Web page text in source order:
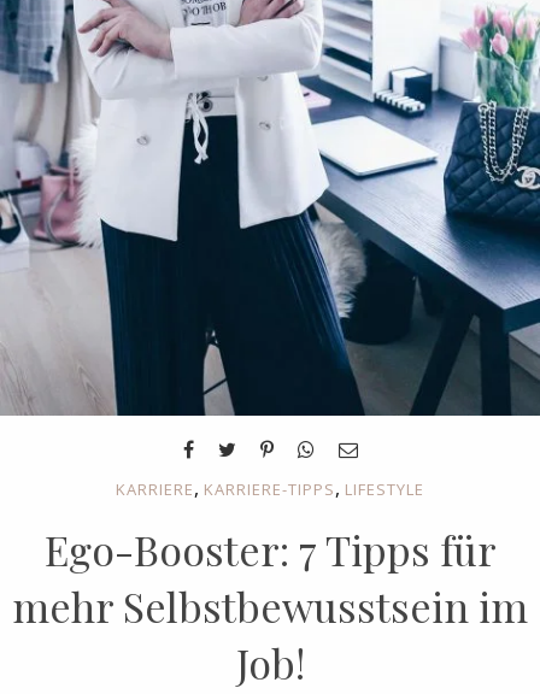
KARRIERE, KARRIERE-TIPPS, LIFESTYLE
Ego-Booster: 7 Tipps für
mehr Selbstbewusstsein im
Job!